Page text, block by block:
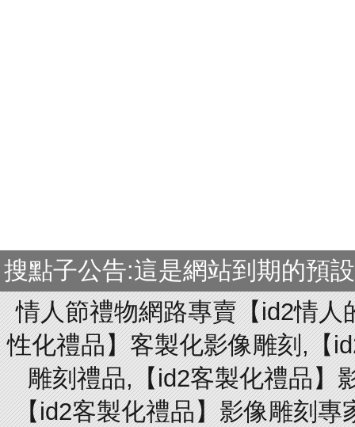
搜點子公告:這是網站到期的預
情人節禮物網路專賣【id2情
性化禮品】客製化影像雕刻,【
雕刻禮品,【id2客製化禮品】
【id2客製化禮品】影像雕刻